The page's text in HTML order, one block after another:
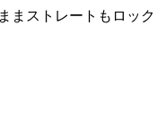
まストレートもロッ